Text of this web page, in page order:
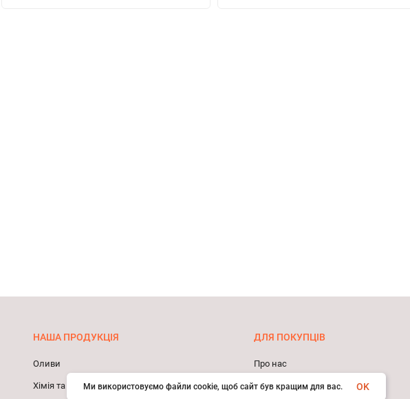
НАША ПРОДУКЦІЯ
Оливи
Хімія та косметика
ДЛЯ ПОКУПЦІВ
Про нас
Оплата та доставка
Ми використовуємо файли cookie, щоб сайт був кращим для вас. OK